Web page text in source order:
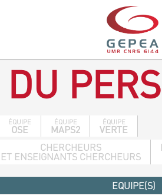
ÉQUIPE
OSE
ÉQUIPE
MAPS2
ÉQUIPE
VERTE
CHERCHEURS
ET ENSEIGNANTS CHERCHEURS
EQUIPE(S)